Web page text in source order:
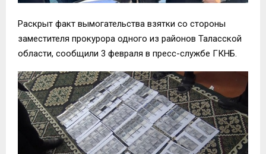
Раскрыт факт вымогательства взятки со стороны
заместителя прокурора одного из районов Таласской
области, сообщили 3 февраля в пресс-службе ГКНБ.